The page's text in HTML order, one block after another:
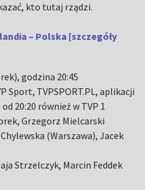
kto tutaj rządzi.
– Polska [szczegóły
godzina 20:45
Sport, TVPSPORT.PL, aplikacji
20:20 również w TVP 1
Grzegorz Mielcarski
(Warszawa), Jacek
Strzelczyk, Marcin Feddek